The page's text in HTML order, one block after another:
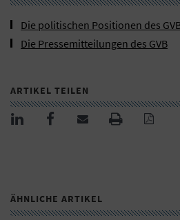
Die politischen Positionen des
Die Pressemitteilungen des GVB
ARTIKEL TEILEN
ÄHNLICHE ARTIKEL